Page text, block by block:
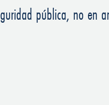
pública, no en